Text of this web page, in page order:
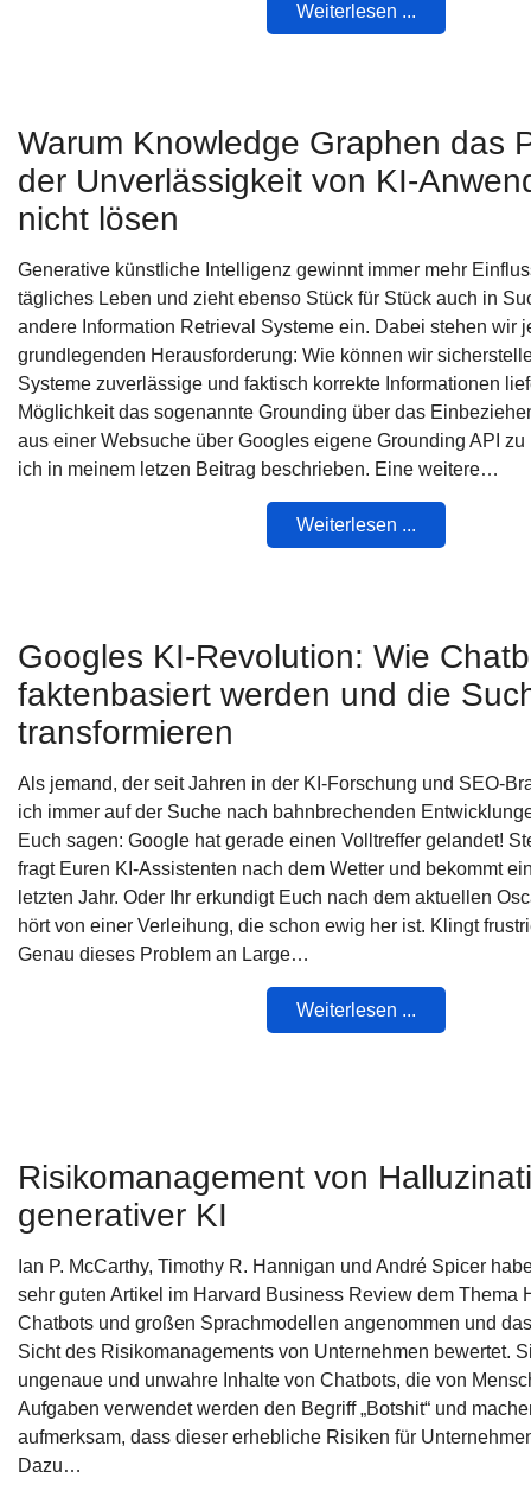
Weiterlesen ...
Warum Knowledge Graphen das
der Unverlässigkeit von KI-
nicht lösen
Generative künstliche Intelligenz gewinnt immer mehr
tägliches Leben und zieht ebenso Stück für Stück auch in
andere Information Retrieval Systeme ein. Dabei stehen wir
grundlegenden Herausforderung: Wie können wir
Systeme zuverlässige und faktisch korrekte Informationen
Möglichkeit das sogenannte Grounding über das
aus einer Websuche über Googles eigene Grounding API
ich in meinem letzen Beitrag beschrieben. Eine weitere…
Weiterlesen ...
Googles KI-Revolution: Wie
faktenbasiert werden und die
transformieren
Als jemand, der seit Jahren in der KI-Forschung und SEO-
ich immer auf der Suche nach bahnbrechenden
Euch sagen: Google hat gerade einen Volltreffer gelandet!
fragt Euren KI-Assistenten nach dem Wetter und bekommt
letzten Jahr. Oder Ihr erkundigt Euch nach dem aktuellen
hört von einer Verleihung, die schon ewig her ist. Klingt
Genau dieses Problem an Large…
Weiterlesen ...
Risikomanagement von
generativer KI
Ian P. McCarthy, Timothy R. Hannigan und André Spicer
sehr guten Artikel im Harvard Business Review dem Thema
Chatbots und großen Sprachmodellen angenommen und
Sicht des Risikomanagements von Unternehmen bewertet.
ungenaue und unwahre Inhalte von Chatbots, die von
Aufgaben verwendet werden den Begriff „Botshit“ und
aufmerksam, dass dieser erhebliche Risiken für
Dazu…